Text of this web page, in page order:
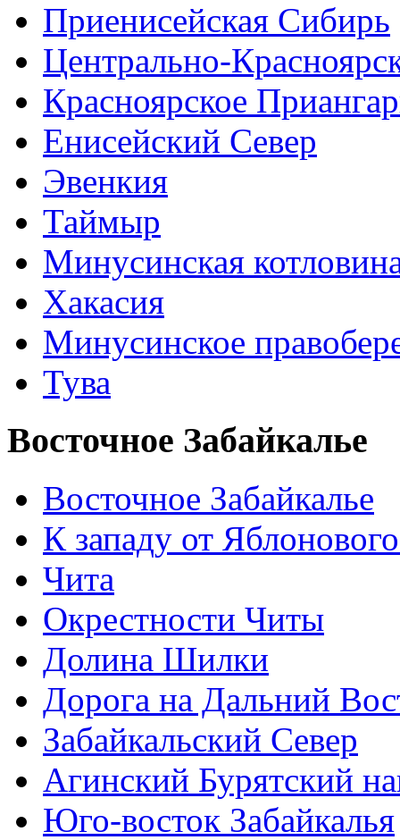
Приенисейская Сибирь
Центрально-
Красноярское
Енисейский Север
Эвенкия
Таймыр
Минусинская
Хакасия
Минусинское
Тува
Восточное Забайкалье
Восточное Забайкалье
К западу от
Чита
Окрестности Читы
Долина Шилки
Дорога на Дальний
Забайкальский Север
Агинский Бурятский
Юго-восток Забайкалья